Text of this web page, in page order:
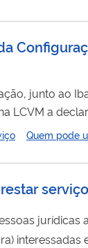
junto ao
LCVM a
à
Quem pode